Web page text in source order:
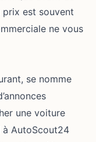
est souvent
ne vous
se nomme
une voiture
à AutoScout24